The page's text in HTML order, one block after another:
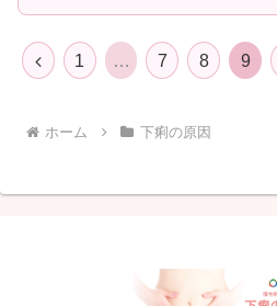
前
1 … 7 8 9
ホーム 下痢の原因